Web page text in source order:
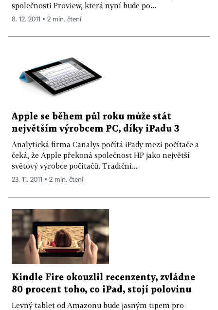
společnosti Proview, která nyní bude po...
8. 12. 2011 ▪ 2 min. čtení
Apple se během půl roku může stát
největším výrobcem PC, díky iPadu 3
Analytická firma Canalys počítá iPady mezi počítače a
čeká, že Apple překoná společnost HP jako největší
světový výrobce počítačů. Tradiční...
23. 11. 2011 ▪ 2 min. čtení
Kindle Fire okouzlil recenzenty, zvládne
80 procent toho, co iPad, stojí polovinu
Levný tablet od Amazonu bude jasným tipem pro